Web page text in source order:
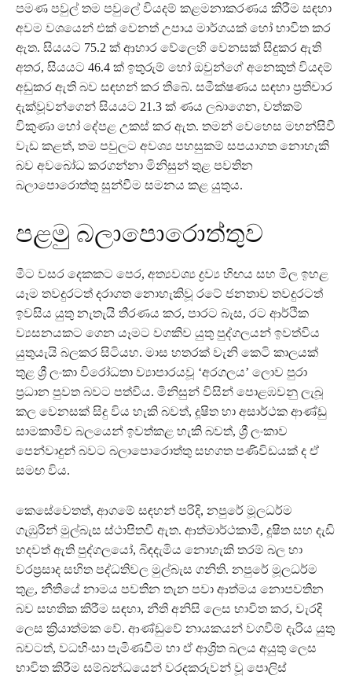
පමණ පවුල් තම පවුලේ වියදම් කළමනාකරණය කිරීම සඳහා
අවම වශයෙන් එක් වෙනත් උපාය මාර්ගයක් හෝ භාවිත කර
ඇත. සියයට 75.2 ක් ආහාර වේලෙහි වෙනසක් සිදුකර ඇති
අතර, සියයට 46.4 ක් ඉතුරුම් හෝ ඔවුන්ගේ අනෙකුත් වියදම්
අඩුකර ඇති බව සඳහන් කර තිබේ. සමීක්ෂණය සඳහා ප්‍රතිචාර
දැක්වූවන්ගෙන් සියයට 21.3 ක් ණය ලබාගෙන, වත්කම්
විකුණා හෝ දේපළ උකස් කර ඇත. තමන් වෙහෙස මහන්සිවී
වැඩ කළත්, තම පවුලට අවශ්‍ය පහසුකම් සපයාගත නොහැකි
බව අවබෝධ කරගන්නා මිනිසුන් තුළ පවතින
බලාපොරොත්තු සුන්වීම සමනය කළ යුතුය.
පළමු බලාපොරොත්තුව
මීට වසර දෙකකට පෙර, අත්‍යවශ්‍ය ද්‍රව්‍ය හිඟය සහ මිල ඉහළ
යෑම තවදුරටත් දරාගත නොහැකිවූ රටේ ජනතාව තවදුරටත්
ඉවසිය යුතු නැතැයි තීරණය කර, පාරට බැස, රට ආර්ථික
ව්‍යසනයකට ගෙන යෑමට වගකිව යුතු පුද්ගලයන් ඉවත්විය
යුතුයැයි බලකර සිටියහ. මාස හතරක් වැනි කෙටි කාලයක්
තුළ ශ්‍රී ලංකා විරෝධතා ව්‍යාපාරයවූ ‘අරගලය’ ලොව පුරා
ප්‍රධාන පුවත බවට පත්විය. මිනිසුන් විසින් පොළඹවනු ලැබූ
කල වෙනසක් සිදු විය හැකි බවත්, දූෂිත හා අසාර්ථක ආණ්ඩු
සාමකාමීව බලයෙන් ඉවත්කළ හැකි බවත්, ශ්‍රී ලංකාව
පෙන්වාදුන් බවට බලාපොරොත්තු සහගත පණිවිඩයක් ද ඒ
සමඟ විය.
කෙසේවෙතත්, ආගමේ සඳහන් පරිදි, නපුරේ මූලධර්ම
ගැඹුරින් මුල්බැස ස්ථාපිතවී ඇත. ආත්මාර්ථකාමී, දූෂිත සහ දැඩි
හදවත් ඇති පුද්ගලයෝ, බිඳදැමිය නොහැකි තරම් බල හා
වරප්‍රසාද සහිත පද්ධතිවල මුල්බැස ගනිති. නපුරේ මූලධර්ම
තුළ, නීතියේ නාමය පවතින තැන පවා ආත්මය නොපවතින
බව සහතික කිරීම සඳහා, නීති අනිසි ලෙස භාවිත කර, වැරදි
ලෙස ක්‍රියාත්මක වේ. ආණ්ඩුවේ නායකයන් වගවීම් දැරිය යුතු
බවටත්, වධහිංසා පැමිණවීම හා ඒ ආශ්‍රිත බලය අයුතු ලෙස
භාවිත කිරීම සම්බන්ධයෙන් වරදකරුවන් වූ පොලිස්